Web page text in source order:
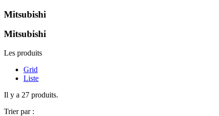
Mitsubishi
Mitsubishi
Les produits
Grid
Liste
Il y a 27 produits.
Trier par :